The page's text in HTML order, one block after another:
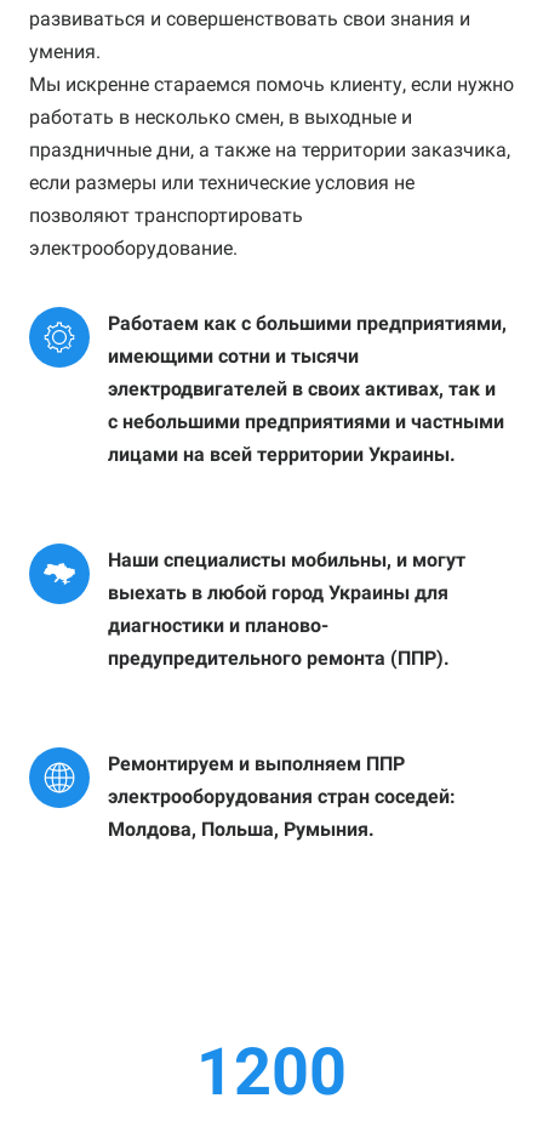
развиваться и совершенствовать свои знания и
умения.
Мы искренне стараемся помочь клиенту, если нужно
работать в несколько смен, в выходные и
праздничные дни, а также на территории заказчика,
если размеры или технические условия не
позволяют транспортировать
электрооборудование.
Работаем как с большими предприятиями,
имеющими сотни и тысячи
электродвигателей в своих активах, так и
с небольшими предприятиями и частными
лицами на всей территории Украины.
Наши специалисты мобильны, и могут
выехать в любой город Украины для
диагностики и планово-
предупредительного ремонта (ППР).
Ремонтируем и выполняем ППР
электрооборудования стран соседей:
Молдова, Польша, Румыния.
1200